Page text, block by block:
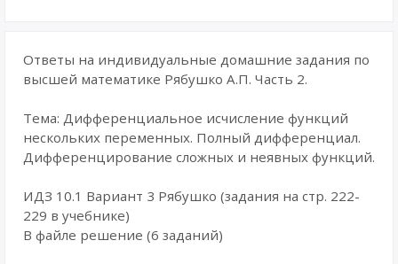
Ответы на индивидуальные домашние задания по
высшей математике Рябушко А.П. Часть 2.
Тема: Дифференциальное исчисление функций
нескольких переменных. Полный дифференциал.
Дифференцирование сложных и неявных функций.
ИДЗ 10.1 Вариант 3 Рябушко (задания на стр. 222-
229 в учебнике)
В файле решение (6 заданий)